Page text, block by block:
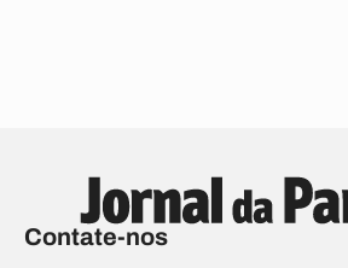
Contate-nos